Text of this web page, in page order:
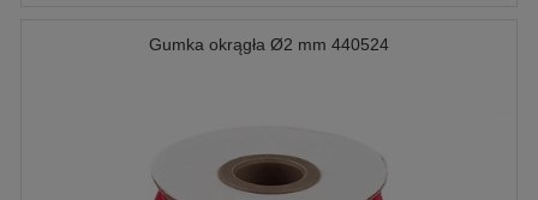
Gumka okrągła Ø2 mm 440524